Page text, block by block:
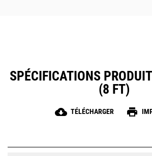
SPÉCIFICATIONS
(8 FT)
cloud_download TÉLÉCHARGER print